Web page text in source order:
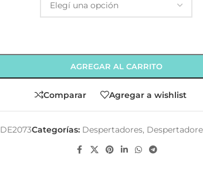
AGREGAR AL CARRITO
Comparar Agregar a wishlist
DE2073Categorías: Despertadores,